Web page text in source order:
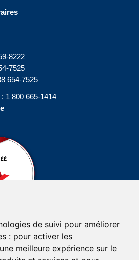
de suivi pour améliorer
: pour activer les
meilleure expérience sur le
8222
7525
654-7525
: 1 800 665-1414